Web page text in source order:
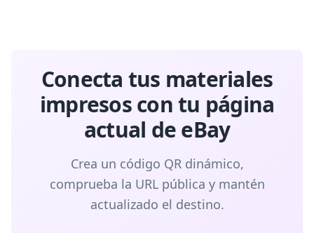
Conecta tus materiales
impresos con tu página
actual de eBay
Crea un código QR dinámico,
comprueba la URL pública y mantén
actualizado el destino.